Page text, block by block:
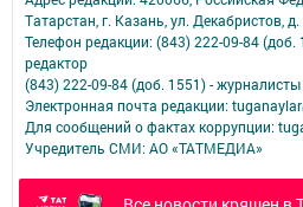
Татарстан, г. Казань, ул. Декабристов, д.
Телефон редакции: (843) 222-09-84 (доб.
редактор
(843) 222-09-84 (доб. 1551) - журналисты
Электронная почта редакции:
Для сообщений о фактах коррупции:
Учредитель СМИ: АО «ТАТМЕДИА»
Антикоррупционная политика